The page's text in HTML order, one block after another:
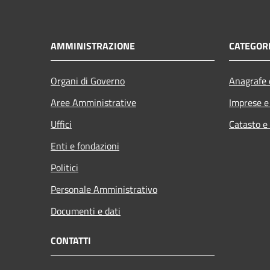
AMMINISTRAZIONE
Organi di Governo
Aree Amministrative
Uffici
Enti e fondazioni
Politici
Personale Amministrativo
Documenti e dati
Imprese
Catasto
CONTATTI